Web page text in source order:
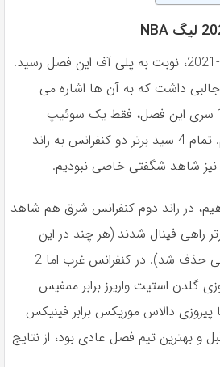
با اتمام فصل عادی 2022-2021، نوبت به پلی آف این فصل رسید.
داشت که به آن ها اشاره می
کنیم. به عنوان مثال در 15 سری این فصل، فقط یک سوئیپ
(پیروزی 0-4) شاهد بودیم. تمام 4 سید برتر دو کنفرانس به راند
نیز شاهد شگفتی خاصی نبودیم.
در راند دوم کنفرانس شرق هم شاهد
و 2 سید برتر راهی فینال شدند (هر چند در این
مرحله مدافع عنوان قهرمانی حذف شد). در کنفرانس غرب اما 2
گلدن استیت واریرز برابر ممفیس
پیروزی دالاس موریکس برابر فینیکس
و بهترین تیم فصل عادی بود، از نتایج